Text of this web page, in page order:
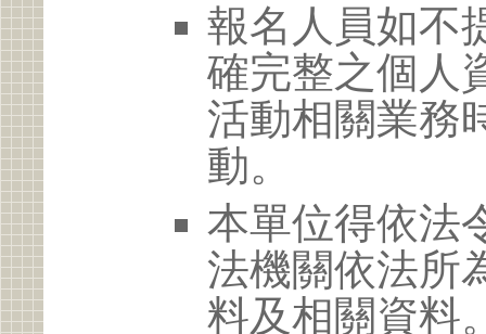
報名人員如不
確完整之個人
活動相關業務
動。
本單位得依法
法機關依法所
料及相關資料